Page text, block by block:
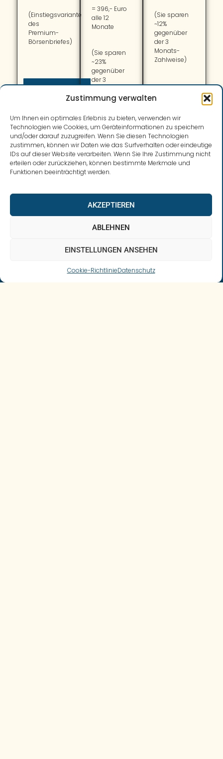
Zustimmung verwalten
Um Ihnen ein optimales Erlebnis zu bieten, verwenden wir
Technologien wie Cookies, um Geräteinformationen zu speichern
und/oder darauf zuzugreifen. Wenn Sie diesen Technologien
zustimmen, können wir Daten wie das Surfverhalten oder eindeutige
IDs auf dieser Website verarbeiten. Wenn Sie Ihre Zustimmung nicht
erteilen oder zurückziehen, können bestimmte Merkmale und
Funktionen beeinträchtigt werden.
AKZEPTIEREN
ABLEHNEN
EINSTELLUNGEN ANSEHEN
Cookie-RichtlinieDatenschutz
(Einstiegsvariante
des
Premium-
Börsenbriefes)
BESTELLEN
= 396,- Euro
alle 12
Monate
(Sie sparen
~23%
gegenüber
der 3
Zahlweise)
JETZT
BESTELLEN
(Sie sparen
~12%
gegenüber
der 3
Monats-
Zahlweise)